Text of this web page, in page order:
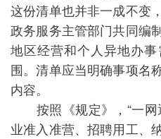
这份清单也并非一成不变
政务服务主管部门共同编
地区经营和个人异地办
围。清单应当明确事项名
内容。
按照《规定》，“一网
业准入准营、招聘用工、